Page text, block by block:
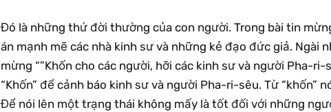
Đó là những thứ đời thường của con người. Trong bài tin
án mạnh mẽ các nhà kinh sư và những kẻ đạo đức giả. Ngài
mừng “”Khốn cho các người, hỡi các kinh sư và người Pha-ri-
“Khốn” để cảnh báo kinh sư và người Pha-ri-sêu. Từ “khốn”
Để nói lên một trạng thái không mấy là tốt đối với những